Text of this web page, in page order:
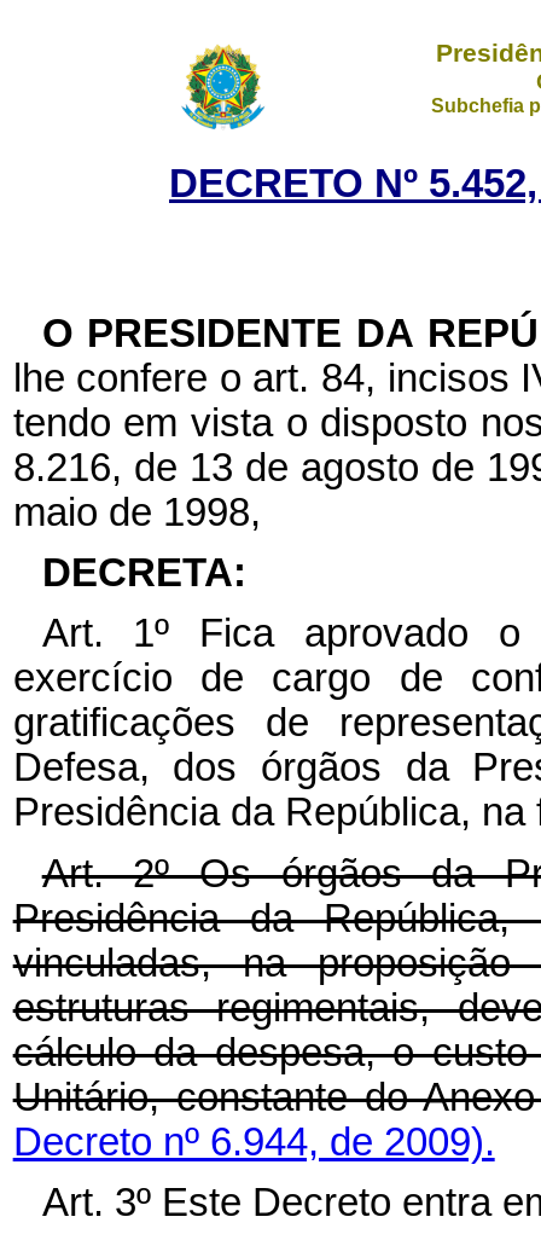
Subchefia
DECRETO Nº
O PRESIDENTE DA
lhe confere o art. 84, incisos
tendo em vista o disposto
8.216, de 13 de agosto de
maio de 1998,
DECRETA:
Art. 1º Fica aprovado o
exercício de cargo de
gratificações de
Defesa, dos órgãos da
Presidência da República,
Art. 2º Os órgãos da
Presidência da
vinculadas, na
estruturas regimentais,
cálculo da despesa, o
Unitário, constante do
Decreto nº 6.944, de 2009).
Art. 3º Este Decreto entra